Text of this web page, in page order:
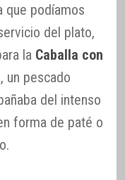
que podíamos
del plato,
la Caballa con
, un pescado
del intenso
forma de paté o